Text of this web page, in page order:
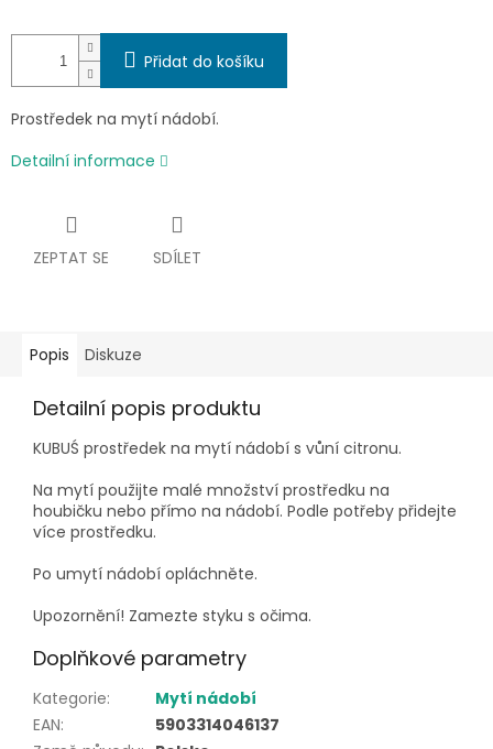
cena:
Přidat do košíku
Prostředek na mytí nádobí.
Detailní informace
ZEPTAT SE SDÍLET
Popis Diskuze
Detailní popis produktu
KUBUŚ prostředek na mytí nádobí s vůní citronu.
Na mytí použijte malé množství prostředku na
houbičku nebo přímo na nádobí. Podle potřeby přidejte
více prostředku.
Po umytí nádobí opláchněte.
Upozornění! Zamezte styku s očima.
Doplňkové parametry
Kategorie:
Mytí nádobí
EAN:
5903314046137